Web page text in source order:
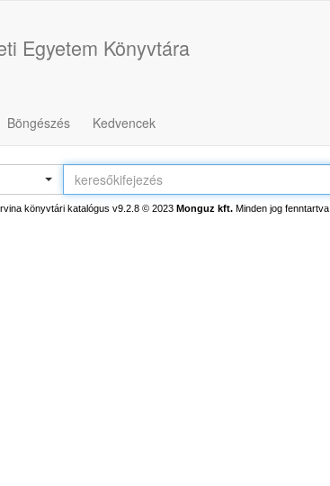
Egyetem Könyvtára
Böngészés Kedvencek
könyvtári katalógus v9.2.8© 2023 Monguz kft.Minden jog fenntartva.